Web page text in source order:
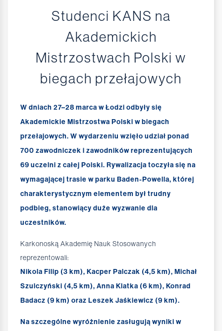
Studenci KANS na
Akademickich
Mistrzostwach Polski w
biegach przełajowych
W dniach 27–28 marca w Łodzi odbyły się
Akademickie Mistrzostwa Polski w biegach
przełajowych. W wydarzeniu wzięło udział ponad
700 zawodniczek i zawodników reprezentujących
69 uczelni z całej Polski. Rywalizacja toczyła się na
wymagającej trasie w parku Baden-Powella, której
charakterystycznym elementem był trudny
podbieg, stanowiący duże wyzwanie dla
uczestników.
Karkonoską Akademię Nauk Stosowanych
reprezentowali:
Nikola Filip (3 km), Kacper Palczak (4,5 km), Michał
Szulczyński (4,5 km), Anna Klatka (6 km), Konrad
Badacz (9 km) oraz Leszek Jaśkiewicz (9 km).
Na szczególne wyróżnienie zasługują wyniki w